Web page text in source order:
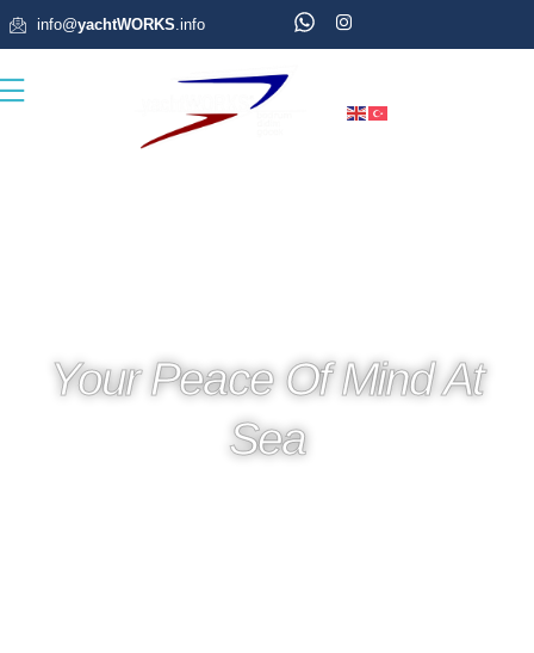
info@yachtWORKS.info
Your Peace Of Mind At
Sea